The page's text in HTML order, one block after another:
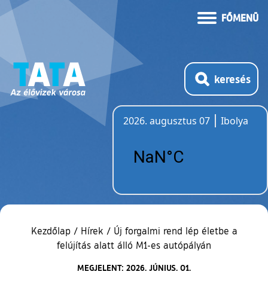
FŐMENÜ
keresés
2026. augusztus 07
Ibolya
Kezdőlap / Hírek / Új forgalmi rend lép életbe a
felújítás alatt álló M1-es autópályán
MEGJELENT: 2026. JÚNIUS. 01.